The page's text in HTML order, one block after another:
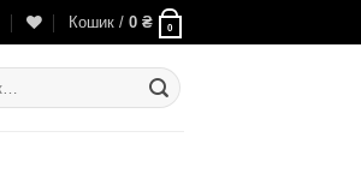
Кошик / 0 ₴ 0